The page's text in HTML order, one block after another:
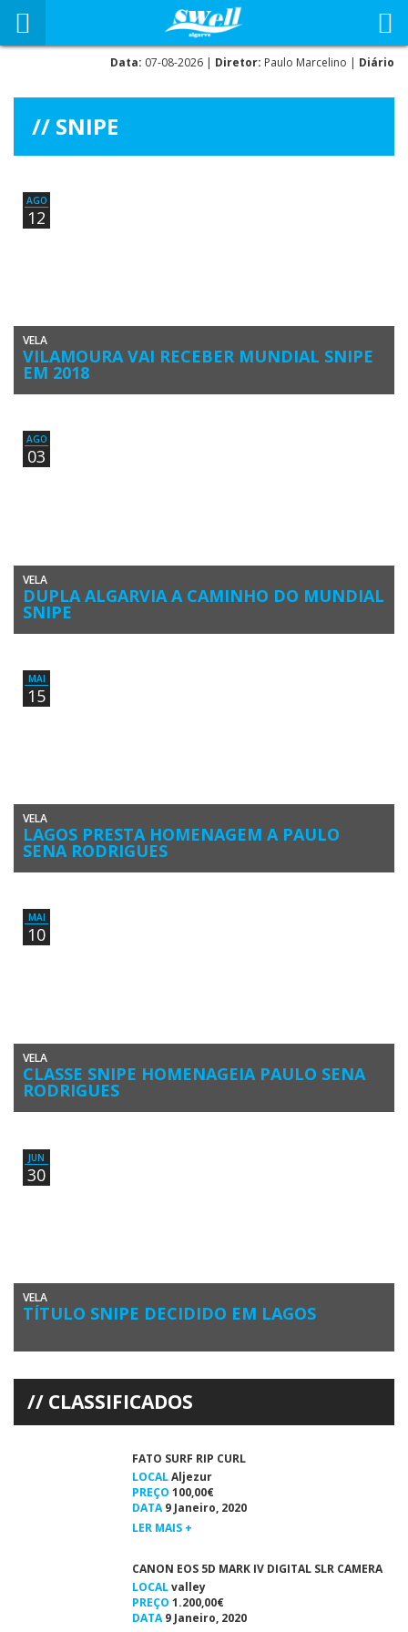
Data: 07-08-2026 | Diretor: Paulo Marcelino | Diário
SNIPE
AGO
12
VELA
VILAMOURA VAI RECEBER MUNDIAL SNIPE
EM 2018
Os mundiais Junior e Sénior 2017 em La Coruña ficaram marcados
AGO
03
VELA
DUPLA ALGARVIA A CAMINHO DO MUNDIAL
SNIPE
A equipa algarvia Blausina Sailing Team viaja amanhã para La Coruña,
MAI
15
VELA
LAGOS PRESTA HOMENAGEM A PAULO
SENA RODRIGUES
O Clube de Vela de Lagos recebeu este fim-de-semana, 13 e 14 de
MAI
10
VELA
CLASSE SNIPE HOMENAGEIA PAULO SENA
RODRIGUES
A Associação Portuguesa da Classe Snipe e a Associação Regional de
JUN
30
VELA
TÍTULO SNIPE DECIDIDO EM LAGOS
O Clube de Vela de Lagos recebeu o Campeonato Nacional 2015 da
CLASSIFICADOS
FATO SURF RIP CURL
LOCALAljezur
PREÇO 100,00€
DATA9 Janeiro, 2020
LER MAIS +
CANON EOS 5D MARK IV DIGITAL SLR CAMERA
LOCALvalley
PREÇO 1.200,00€
DATA9 Janeiro, 2020